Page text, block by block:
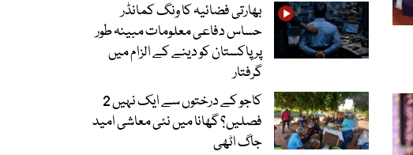
بھارتی فضائیہ کا ونگ کمانڈر
حساس دفاعی معلومات مبینہ طور
پر پاکستان کو دینے کے الزام میں
گرفتار
کاجو کے درختوں سے ایک نہیں 2
فصلیں؟ گھانا میں نئی معاشی امید
جاگ اٹھی